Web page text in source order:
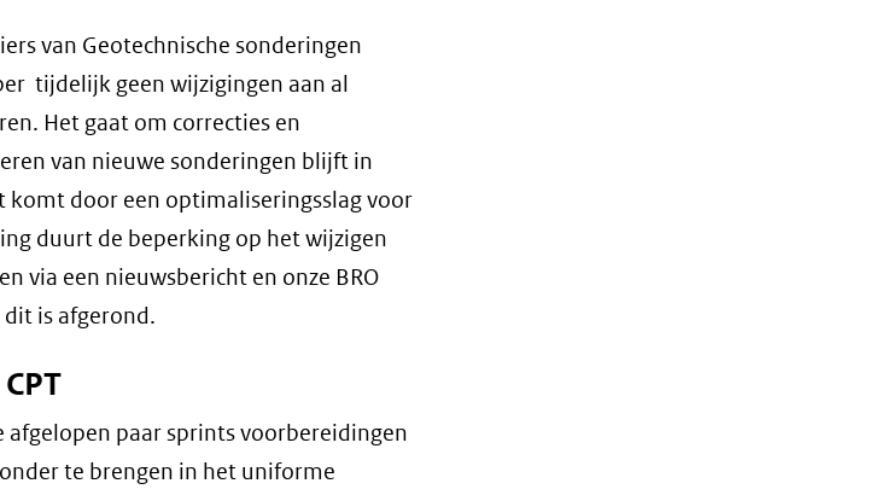
van Geotechnische sonderingen
tijdelijk geen wijzigingen aan al
Het gaat om correcties en
van nieuwe sonderingen blijft in
komt door een optimaliseringsslag voor
duurt de beperking op het wijzigen
via een nieuwsbericht en onze BRO
is afgerond.
afgelopen paar sprints voorbereidingen
te brengen in het uniforme